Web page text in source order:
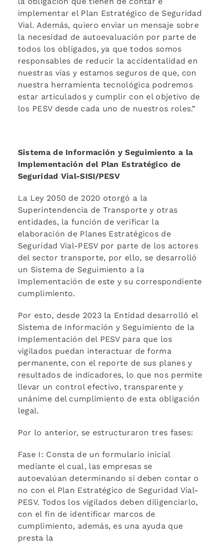
implementar el Plan Estratégico de Seguridad
Vial. Además, quiero enviar un mensaje sobre
la necesidad de autoevaluación por parte de
todos los obligados, ya que todos somos
responsables de reducir la accidentalidad en
nuestras vías y estamos seguros de que, con
nuestra herramienta tecnológica podremos
estar articulados y cumplir con el objetivo de
los PESV desde cada uno de nuestros roles.”
Sistema de Información y Seguimiento a la
Implementación del Plan Estratégico de
Seguridad Vial-SISI/PESV
La Ley 2050 de 2020 otorgó a la
Superintendencia de Transporte y otras
entidades, la función de verificar la
elaboración de Planes Estratégicos de
Seguridad Vial-PESV por parte de los actores
del sector transporte, por ello, se desarrolló
un Sistema de Seguimiento a la
Implementación de este y su correspondiente
cumplimiento.
Por esto, desde 2023 la Entidad desarrolló el
Sistema de Información y Seguimiento de la
Implementación del PESV para que los
vigilados puedan interactuar de forma
permanente, con el reporte de sus planes y
resultados de indicadores, lo que nos permite
llevar un control efectivo, transparente y
unánime del cumplimiento de esta obligación
legal.
Por lo anterior, se estructuraron tres fases:
Fase I: Consta de un formulario inicial
mediante el cual, las empresas se
autoevalúan determinando si deben contar o
no con el Plan Estratégico de Seguridad Vial-
PESV. Todos los vigilados deben diligenciarlo,
con el fin de identificar marcos de
cumplimiento, además, es una ayuda que
presta la